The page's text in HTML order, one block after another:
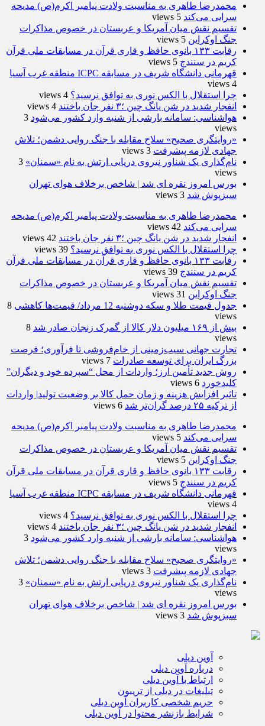
محمدرضا طاهری به مناسبت ولادت پیامبر اکرم(ص) مدیحه
سرایی می‌کند 5 views
تقسیم نقش میان آمریکا و عربستان در خصوص مذاکرات
جنگ اوکراین 5 views
رقابت ۱۳۳ بانوی حافظ و قاری قرآن در مسابقات ملی قرآن
کریم در سنندج 5 views
قهرمانی دانشگاه شریف در مسابقه ICPC منطقه غرب آسیا
4 views
چرا استقلال با الکس نوری به توافق نرسید؟ 4 views
انفجار شدید در شن یانگ چین ؛۳ نفر جان باختند
4 views
هواشناسی: سامانه بارشی از شنبه وارد کشور می‌شود 3
views
«روایتگری صحیح» سلاح مقابله با جنگ روایی دشمن؛ تلاش
جهادی لازمه پیشرفت 3 views
نام‌گذاری یک شناور نیروی دریایی ارتش به نام «سمنان» 3
views
بورس امروز نقره ای شد | شاخص برخلاف هوای تهران
سبزپوش شد 3 views
محمدرضا طاهری به مناسبت ولادت پیامبر اکرم(ص) مدیحه
سرایی می‌کند 42 views
انفجار شدید در شن یانگ چین ؛۳ نفر جان باختند
42 views
چرا استقلال با الکس نوری به توافق نرسید؟ 39 views
رقابت ۱۳۳ بانوی حافظ و قاری قرآن در مسابقات ملی قرآن
کریم در سنندج 39 views
تقسیم نقش میان آمریکا و عربستان در خصوص مذاکرات
جنگ اوکراین 31 views
جدول قیمت طلا و سکه دوشنبه 12 مرداد/ قیمت‌ها کاهشی
8
views
بیش از ۱۶۹ میلیون دلار کالا از گمرک زنجان صادر شد
8
views
تجارت جهانی سیب‌زمینی از خام‌فروشی تا فرآوری؛ فرصت
بزرگ ایران برای توسعه صادرات 7 views
روش جدید تأمین ارز؛ واردات از محل “سپرده خود و دیگران”
کلیدخورد 6 views
تاثیر افزایش هزینه و زمان حمل کالا بر وضعیت تولید| واردات
از ترکیه ۲۵ درصد گران‌تر شد
6 views
محمدرضا طاهری به مناسبت ولادت پیامبر اکرم(ص) مدیحه
سرایی می‌کند 5 views
تقسیم نقش میان آمریکا و عربستان در خصوص مذاکرات
جنگ اوکراین 5 views
رقابت ۱۳۳ بانوی حافظ و قاری قرآن در مسابقات ملی قرآن
کریم در سنندج 5 views
قهرمانی دانشگاه شریف در مسابقه ICPC منطقه غرب آسیا
4 views
چرا استقلال با الکس نوری به توافق نرسید؟ 4 views
انفجار شدید در شن یانگ چین ؛۳ نفر جان باختند
4 views
هواشناسی: سامانه بارشی از شنبه وارد کشور می‌شود 3
views
«روایتگری صحیح» سلاح مقابله با جنگ روایی دشمن؛ تلاش
جهادی لازمه پیشرفت 3 views
نام‌گذاری یک شناور نیروی دریایی ارتش به نام «سمنان» 3
views
بورس امروز نقره ای شد | شاخص برخلاف هوای تهران
سبزپوش شد 3 views
آوین دیلی
درباره آوین دیلی
ارتباط با آوین دیلی
تبلیغات در دیلی از تریبون
حریم شخصی کاربران آوین دیلی
شرایط بازنشر محتوا در آوین دیلی